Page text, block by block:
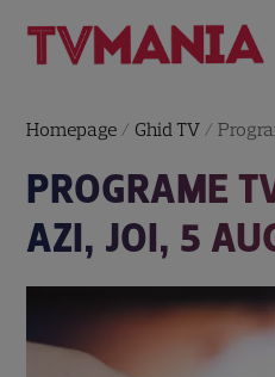
Homepage / Ghid TV /
PROGRAME
AZI, JOI, 5